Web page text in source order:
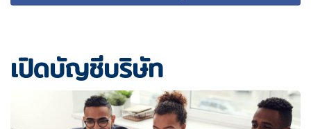
เปิดบัญชีบริษัท